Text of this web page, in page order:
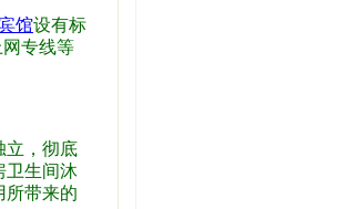
馆设有标
专线等
立，彻底
卫生间沐
所带来的